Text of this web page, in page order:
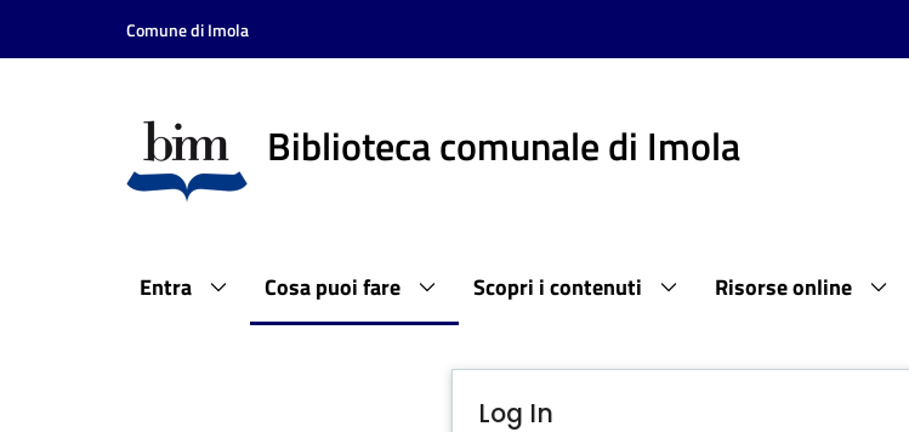
Comune di Imola
Biblioteca comunale di Imola
Entra Cosa puoi fare Scopri i contenuti Risorse online
Log In